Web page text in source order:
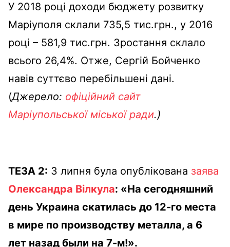
У 2018 році доходи бюджету розвитку
Маріуполя склали 735,5 тис.грн., у 2016
році – 581,9 тис.грн. Зростання склало
всього 26,4%. Отже, Сергій Бойченко
навів суттєво перебільшені дані.
(Джерело: офіційний сайт
Маріупольської міської ради.)
ТЕЗА 2: 3 липня була опублікована заява
Олександра Вілкула: «На сегодняшний
день Украина скатилась до 12-го места
в мире по производству металла, а 6
лет назад были на 7-м!».